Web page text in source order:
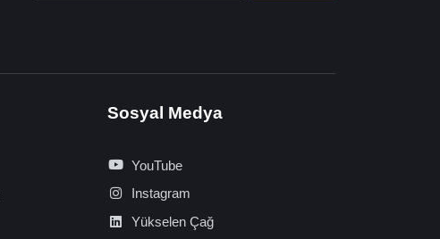
Sosyal Medya
YouTube
Instagram
Yükselen Çağ